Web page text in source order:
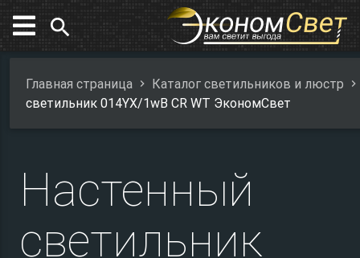
search
Главная страница
Каталог светильников и люстр
светильник 014YX/1wB CR WT ЭкономСвет
Настенный
светильник